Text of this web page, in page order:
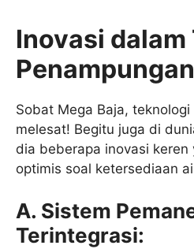
Inovasi
Sobat Mega Baja,
melesat! Begitu juga di
dia beberapa inovasi
optimis soal ketersediaan
A. Sistem
Terintegrasi: